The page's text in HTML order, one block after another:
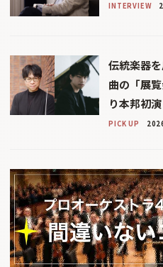
INTERVIEW
伝統楽器
曲の「展
り本邦初演
PICK UP